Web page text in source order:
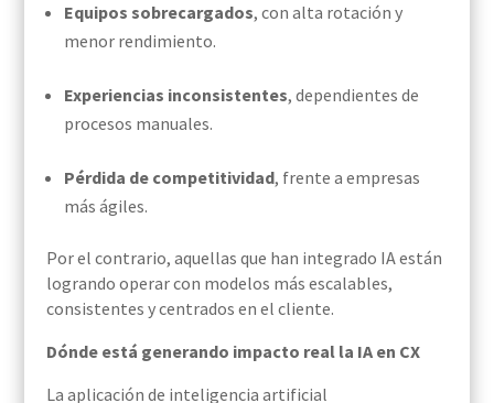
Equipos sobrecargados, con alta rotación y
menor rendimiento.
Experiencias inconsistentes, dependientes de
procesos manuales.
Pérdida de competitividad, frente a empresas
más ágiles.
Por el contrario, aquellas que han integrado IA están
logrando operar con modelos más escalables,
consistentes y centrados en el cliente.
Dónde está generando impacto real la IA en CX
La aplicación de inteligencia artificial